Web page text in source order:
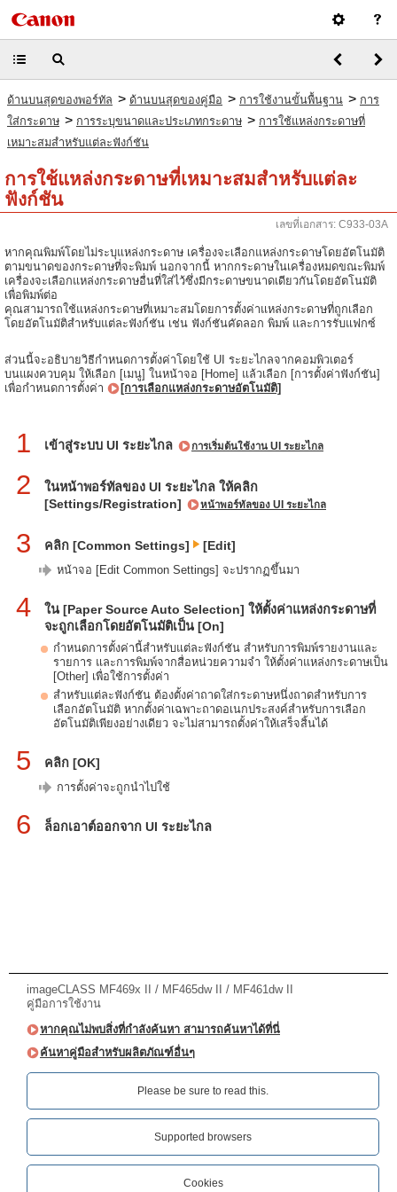
ด้านบนสุดของพอร์ทัล > ด้านบนสุดของคู่มือ > การใช้งานขั้นพื้นฐาน > การ
ใส่กระดาษ > การระบุขนาดและประเภทกระดาษ > การใช้แหล่งกระดาษที่
เหมาะสมสำหรับแต่ละฟังก์ชัน
การใช้แหล่งกระดาษที่เหมาะสมสำหรับแต่ละ
ฟังก์ชัน
เลขที่เอกสาร: C933-03A
หากคุณพิมพ์โดยไม่ระบุแหล่งกระดาษ เครื่องจะเลือกแหล่งกระดาษโดยอัตโนมัติ
ตามขนาดของกระดาษที่จะพิมพ์ นอกจากนี้ หากกระดาษในเครื่องหมดขณะพิมพ์
เครื่องจะเลือกแหล่งกระดาษอื่นที่ใส่ไว้ซึ่งมีกระดาษขนาดเดียวกันโดยอัตโนมัติ
เพื่อพิมพ์ต่อ
คุณสามารถใช้แหล่งกระดาษที่เหมาะสมโดยการตั้งค่าแหล่งกระดาษที่ถูกเลือก
โดยอัตโนมัติสำหรับแต่ละฟังก์ชัน เช่น ฟังก์ชันคัดลอก พิมพ์ และการรับแฟกซ์
ส่วนนี้จะอธิบายวิธีกำหนดการตั้งค่าโดยใช้ UI ระยะไกลจากคอมพิวเตอร์
บนแผงควบคุม ให้เลือก [เมนู] ในหน้าจอ [Home] แล้วเลือก [การตั้งค่าฟังก์ชัน]
เพื่อกำหนดการตั้งค่า
[การเลือกแหล่งกระดาษอัตโนมัติ]
1 เข้าสู่ระบบ UI ระยะไกล การเริ่มต้นใช้งาน UI ระยะไกล
2
ในหน้าพอร์ทัลของ UI ระยะไกล ให้คลิก
[Settings/Registration]
หน้าพอร์ทัลของ UI ระยะไกล
3 คลิก [Common Settings] [Edit]
หน้าจอ [Edit Common Settings] จะปรากฏขึ้นมา
4
ใน [Paper Source Auto Selection] ให้ตั้งค่าแหล่งกระดาษที่
จะถูกเลือกโดยอัตโนมัติเป็น [On]
กำหนดการตั้งค่านี้สำหรับแต่ละฟังก์ชัน สำหรับการพิมพ์รายงานและ
รายการ และการพิมพ์จากสื่อหน่วยความจำ ให้ตั้งค่าแหล่งกระดาษเป็น
[Other] เพื่อใช้การตั้งค่า
สำหรับแต่ละฟังก์ชัน ต้องตั้งค่าถาดใส่กระดาษหนึ่งถาดสำหรับการ
เลือกอัตโนมัติ หากตั้งค่าเฉพาะถาดอเนกประสงค์สำหรับการเลือก
อัตโนมัติเพียงอย่างเดียว จะไม่สามารถตั้งค่าให้เสร็จสิ้นได้
5 คลิก [OK]
การตั้งค่าจะถูกนำไปใช้
6 ล็อกเอาต์ออกจาก UI ระยะไกล
imageCLASS MF469x II / MF465dw II / MF461dw II
คู่มือการใช้งาน
หากคุณไม่พบสิ่งที่กำลังค้นหา สามารถค้นหาได้ที่นี่
ค้นหาคู่มือสำหรับผลิตภัณฑ์อื่นๆ
Please be sure to read this.‎
Supported browsers
Cookies